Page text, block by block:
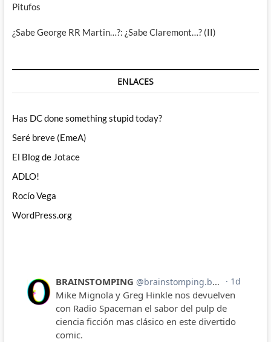
Pitufos
¿Sabe George RR Martin…?: ¿Sabe Claremont…? (II)
ENLACES
Has DC done something stupid today?
Seré breve (EmeA)
El Blog de Jotace
ADLO!
Rocío Vega
WordPress.org